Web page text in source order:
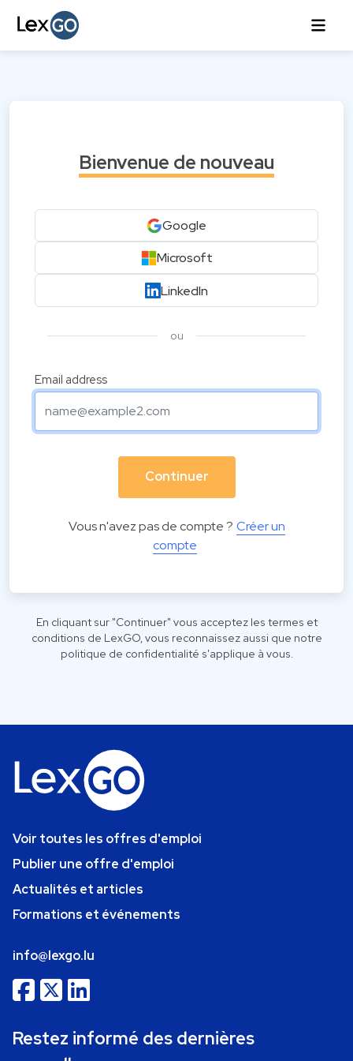
Bienvenue de nouveau
Google
Microsoft
LinkedIn
ou
Email address
Continuer
Vous n'avez pas de compte ? Créer un
compte
En cliquant sur "Continuer" vous acceptez les termes et
conditions de LexGO, vous reconnaissez aussi que notre
politique de confidentialité s'applique à vous.
Voir toutes les offres d'emploi
Publier une offre d'emploi
Actualités et articles
Formations et événements
info@lexgo.lu
Restez informé des dernières